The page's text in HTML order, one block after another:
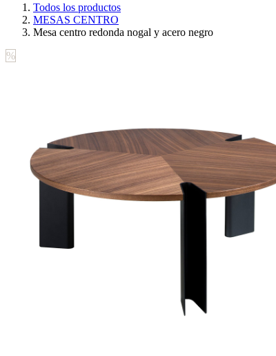
Todos los productos
MESAS CENTRO
Mesa centro redonda nogal y acero negro
%